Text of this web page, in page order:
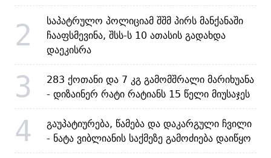
2
საპატრულო პოლიციამ შშმ პირს მანქანაში
ჩააფსმევინა, შსს-ს 10 ათასის გადახდა
დაეკისრა
3
283 ქოთანი და 7 კგ გამომშრალი მარიხუანა
- დიზაინერ რატი რატიანს 15 წელი მიუსაჯეს
4
გაუპატიურება, წამება და დაკარგული ჩვილი
- ნატა ვიბლიანის საქმეზე გამოძიება დაიწყო